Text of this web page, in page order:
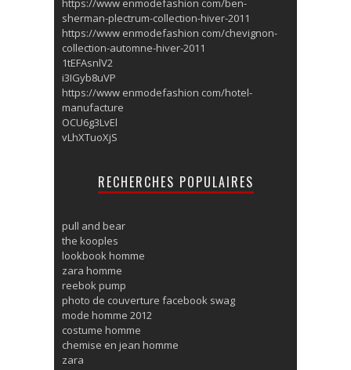
https://www enmodefashion com/ben-
sherman-plectrum-collection-hiver-2011
https://www enmodefashion com/chevignon-
collection-automne-hiver-2011
1tEFAsnlV2
i3IGyb8uVP
https://www enmodefashion com/hotel-
manufacture
OCU6g3LvEl
vLhXTuoXjS
RECHERCHES POPULAIRES
pull and bear
the kooples
lookbook homme
zara homme
reebok pump
photo de couverture facebook swag
mode homme 2012
costume homme
chemise en jean homme
zara